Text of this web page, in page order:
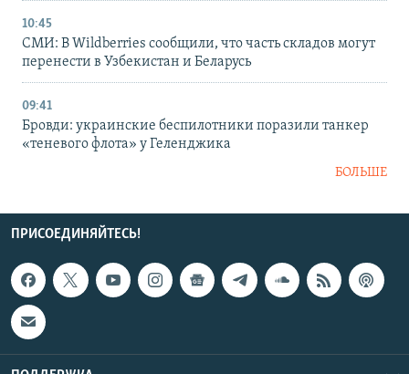
10:45
СМИ: В Wildberries сообщили, что часть складов могут
перенести в Узбекистан и Беларусь
09:41
Бровди: украинские беспилотники поразили танкер
«теневого флота» у Геленджика
БОЛЬШЕ
ПРИСОЕДИНЯЙТЕСЬ!